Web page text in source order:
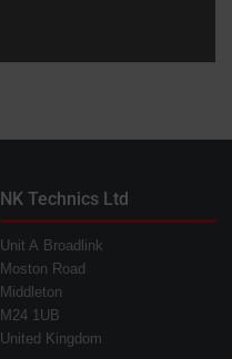
NK Technics Ltd
Unit A Broadlink
Moston Road
Middleton
M24 1UB
United Kingdom